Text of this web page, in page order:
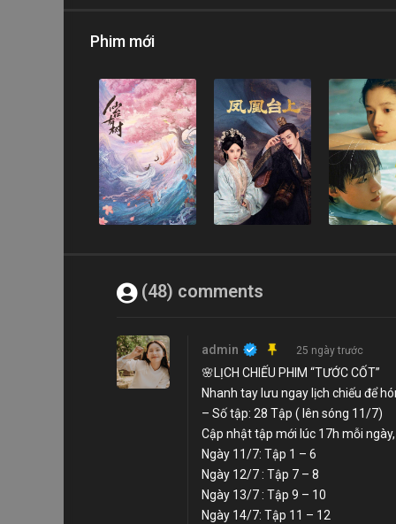
Phim mới
(48) comments
admin 25 ngày trước
🌸LỊCH CHIẾU PHIM “TƯỚC CỐT”
Nhanh tay lưu ngay lịch chiếu để
– Số tập: 28 Tập ( lên sóng 11/7)
Cập nhật tập mới lúc 17h mỗi
Ngày 11/7: Tập 1 – 6
Ngày 12/7 : Tập 7 – 8
Ngày 13/7 : Tập 9 – 10
Ngày 14/7: Tập 11 – 12